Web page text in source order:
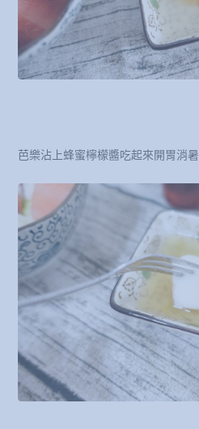
芭樂沾上蜂蜜檸檬醬吃起來開胃消暑